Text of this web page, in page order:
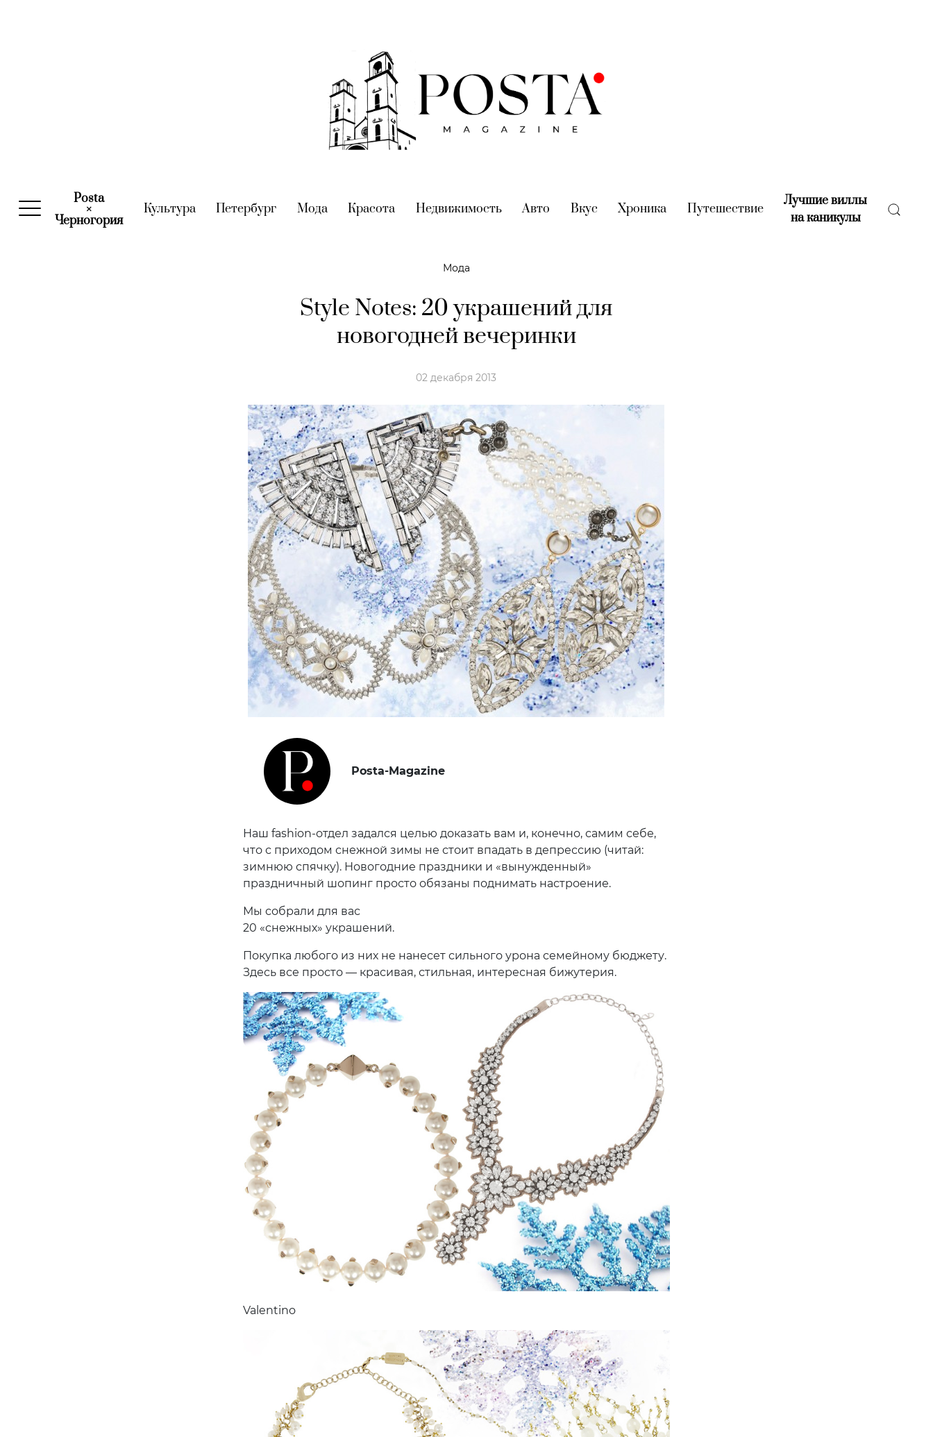
Posta
×
Черногория(current)
Культура(current)
Петербург (current)
Мода(current)
Красота (current)
Недвижимость(current)
Авто (current)
Вкус (current)
Хроника (current)
Путешествие(current)
Лучшие виллы
на каникулы(current)
Мода
Style Notes: 20 украшений для
новогодней вечеринки
02 декабря 2013
Posta-Magazine
Наш fashion-отдел задался целью доказать вам и, конечно, самим себе,
что с приходом снежной зимы не стоит впадать в депрессию (читай:
зимнюю спячку). Новогодние праздники и «вынужденный»
праздничный шопинг просто обязаны поднимать настроение.
Мы собрали для вас
20 «снежных» украшений.
Покупка любого из них не нанесет сильного урона семейному бюджету.
Здесь все просто — красивая, стильная, интересная бижутерия.
Valentino